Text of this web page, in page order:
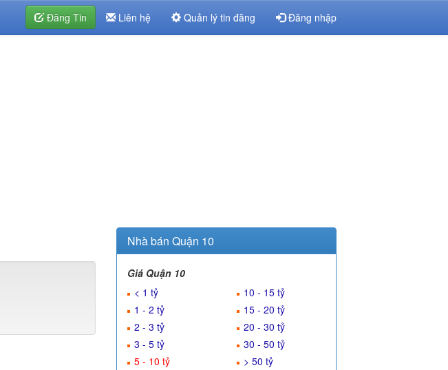
Đăng Tin Liên hệ Quản lý tin đăng Đăng nhập
Nhà bán Quận 10
Giá Quận 10
< 1 tỷ
1 - 2 tỷ
2 - 3 tỷ
3 - 5 tỷ
5 - 10 tỷ
10 - 15 tỷ
15 - 20 tỷ
20 - 30 tỷ
30 - 50 tỷ
> 50 tỷ